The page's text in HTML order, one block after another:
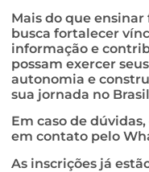
Mais do que
busca fortalecer
informação e
possam exercer
autonomia e
sua jornada no
Em caso de
em contato pelo
As inscrições já